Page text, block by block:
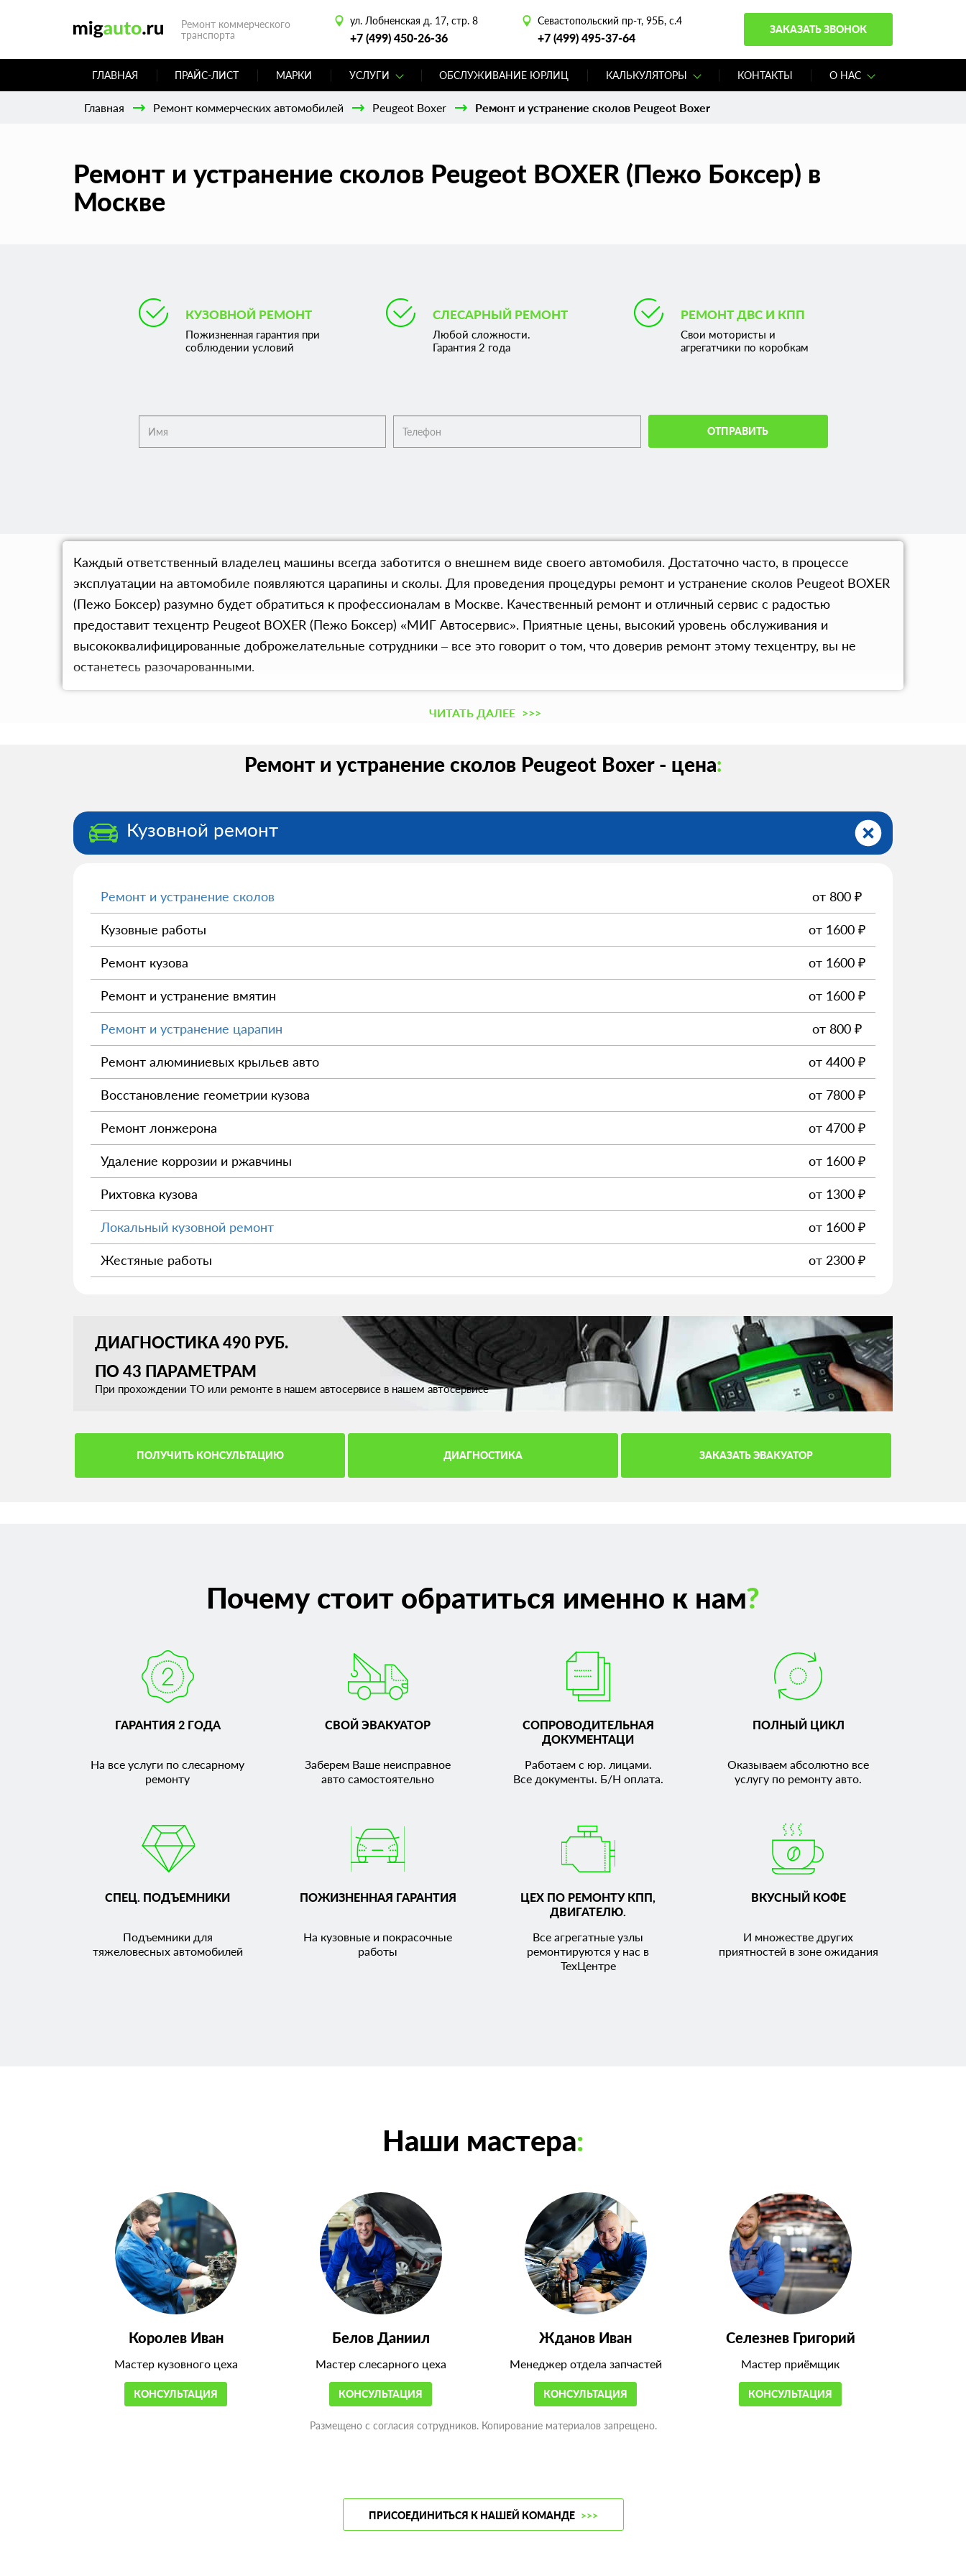
Ремонт коммерческого
транспорта
ул. Лобненская д. 17, стр. 8
+7 (499) 450-26-36
Севастопольский пр-т, 95Б, с.4
+7 (499) 495-37-64
ЗАКАЗАТЬ ЗВОНОК
ГЛАВНАЯ ПРАЙС-ЛИСТ МАРКИ УСЛУГИ ОБСЛУЖИВАНИЕ ЮРЛИЦ КАЛЬКУЛЯТОРЫ КОНТАКТЫ О НАС
Главная Ремонт коммерческих автомобилей Peugeot Boxer Ремонт и устранение сколов Peugeot Boxer
Ремонт и устранение сколов Peugeot BOXER (Пежо Боксер) в
Москве
КУЗОВНОЙ РЕМОНТ
Пожизненная гарантия при
соблюдении условий
СЛЕСАРНЫЙ РЕМОНТ
Любой сложности.
Гарантия 2 года
РЕМОНТ ДВС И КПП
Свои мотористы и
агрегатчики по коробкам
ОТПРАВИТЬ
Каждый ответственный владелец машины всегда заботится о внешнем виде своего автомобиля. Достаточно часто, в процессе
эксплуатации на автомобиле появляются царапины и сколы. Для проведения процедуры ремонт и устранение сколов Peugeot BOXER
(Пежо Боксер) разумно будет обратиться к профессионалам в Москве. Качественный ремонт и отличный сервис с радостью
предоставит техцентр Peugeot BOXER (Пежо Боксер) «МИГ Автосервис». Приятные цены, высокий уровень обслуживания и
высококвалифицированные доброжелательные сотрудники – все это говорит о том, что доверив ремонт этому техцентру, вы не
останетесь разочарованными.
ЧИТАТЬ ДАЛЕЕ >>>
Ремонт и устранение сколов Peugeot Boxer - цена:
Кузовной ремонт
Ремонт и устранение сколов от 800 ₽
Кузовные работы от 1600 ₽
Ремонт кузова от 1600 ₽
Ремонт и устранение вмятин от 1600 ₽
Ремонт и устранение царапин от 800 ₽
Ремонт алюминиевых крыльев авто от 4400 ₽
Восстановление геометрии кузова от 7800 ₽
Ремонт лонжерона от 4700 ₽
Удаление коррозии и ржавчины от 1600 ₽
Рихтовка кузова от 1300 ₽
Локальный кузовной ремонт от 1600 ₽
Жестяные работы от 2300 ₽
ДИАГНОСТИКА 490 РУБ.
ПО 43 ПАРАМЕТРАМ
При прохождении ТО или ремонте в нашем автосервисе в нашем автосервисе
ПОЛУЧИТЬ КОНСУЛЬТАЦИЮ ДИАГНОСТИКА ЗАКАЗАТЬ ЭВАКУАТОР
Почему стоит обратиться именно к нам?
ГАРАНТИЯ 2 ГОДА
На все услуги по слесарному
ремонту
СВОЙ ЭВАКУАТОР
Заберем Ваше неисправное
авто самостоятельно
СОПРОВОДИТЕЛЬНАЯ
ДОКУМЕНТАЦИ
Работаем с юр. лицами.
Все документы. Б/Н оплата.
ПОЛНЫЙ ЦИКЛ
Оказываем абсолютно все
услугу по ремонту авто.
СПЕЦ. ПОДЪЕМНИКИ
Подъемники для
тяжеловесных автомобилей
ПОЖИЗНЕННАЯ ГАРАНТИЯ
На кузовные и покрасочные
работы
ЦЕХ ПО РЕМОНТУ КПП,
ДВИГАТЕЛЮ.
Все агрегатные узлы
ремонтируются у нас в
ТехЦентре
ВКУСНЫЙ КОФЕ
И множестве других
приятностей в зоне ожидания
Наши мастера:
Королев Иван
Мастер кузовного цеха
КОНСУЛЬТАЦИЯ
Белов Даниил
Мастер слесарного цеха
КОНСУЛЬТАЦИЯ
Жданов Иван
Менеджер отдела запчастей
КОНСУЛЬТАЦИЯ
Селезнев Григорий
Мастер приёмщик
КОНСУЛЬТАЦИЯ
Размещено с согласия сотрудников. Копирование материалов запрещено.
ПРИСОЕДИНИТЬСЯ К НАШЕЙ КОМАНДЕ >>>